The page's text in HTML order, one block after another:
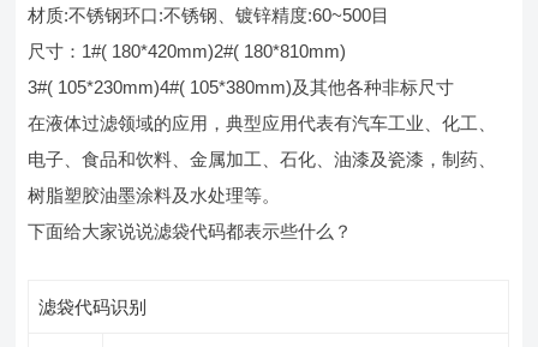
材质:不锈钢环口:不锈钢、镀锌精度:60~500目
尺寸：1#( 180*420mm)2#( 180*810mm)
3#( 105*230mm)4#( 105*380mm)及其他各种非标尺寸
在液体过滤领域的应用，典型应用代表有汽车工业、化工、
电子、食品和饮料、金属加工、石化、油漆及瓷漆，制药、
树脂塑胶油墨涂料及水处理等。
下面给大家说说滤袋代码都表示些什么？
滤袋代码识别